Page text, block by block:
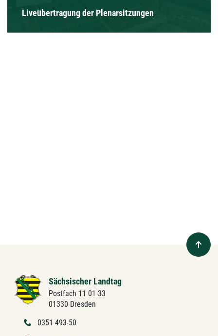
Liveübertragung der Plenarsitzungen
Sächsischer Landtag
Postfach 11 01 33
01330 Dresden
0351 493-50